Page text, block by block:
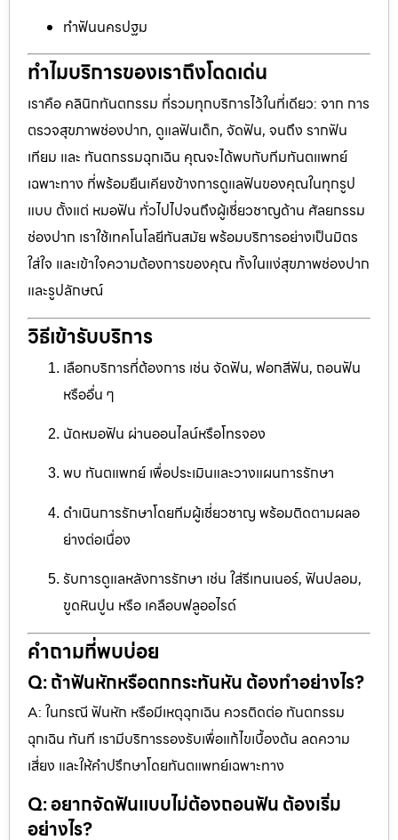
ทำฟันนครปฐม
ทำไมบริการของเราถึงโดดเด่น
เราคือ คลินิกทันตกรรม ที่รวมทุกบริการไว้ในที่เดียว: จาก การ
ตรวจสุขภาพช่องปาก, ดูแลฟันเด็ก, จัดฟัน, จนถึง รากฟัน
เทียม และ ทันตกรรมฉุกเฉิน คุณจะได้พบกับทีมทันตแพทย์
เฉพาะทาง ที่พร้อมยืนเคียงข้างการดูแลฟันของคุณในทุกรูป
แบบ ตั้งแต่ หมอฟัน ทั่วไปไปจนถึงผู้เชี่ยวชาญด้าน ศัลยกรรม
ช่องปาก เราใช้เทคโนโลยีทันสมัย พร้อมบริการอย่างเป็นมิตร
ใส่ใจ และเข้าใจความต้องการของคุณ ทั้งในแง่สุขภาพช่องปาก
และรูปลักษณ์
วิธีเข้ารับบริการ
เลือกบริการที่ต้องการ เช่น จัดฟัน, ฟอกสีฟัน, ถอนฟัน
หรืออื่น ๆ
นัดหมอฟัน ผ่านออนไลน์หรือโทรจอง
พบ ทันตแพทย์ เพื่อประเมินและวางแผนการรักษา
ดำเนินการรักษาโดยทีมผู้เชี่ยวชาญ พร้อมติดตามผลอ
ย่างต่อเนื่อง
รับการดูแลหลังการรักษา เช่น ใส่รีเทนเนอร์, ฟันปลอม,
ขูดหินปูน หรือ เคลือบฟลูออไรด์
คำถามที่พบบ่อย
Q: ถ้าฟันหักหรือตกกระทันหัน ต้องทำอย่างไร?
A: ในกรณี ฟันหัก หรือมีเหตุฉุกเฉิน ควรติดต่อ ทันตกรรม
ฉุกเฉิน ทันที เรามีบริการรองรับเพื่อแก้ไขเบื้องต้น ลดความ
เสี่ยง และให้คำปรึกษาโดยทันตแพทย์เฉพาะทาง
Q: อยากจัดฟันแบบไม่ต้องถอนฟัน ต้องเริ่ม
อย่างไร?